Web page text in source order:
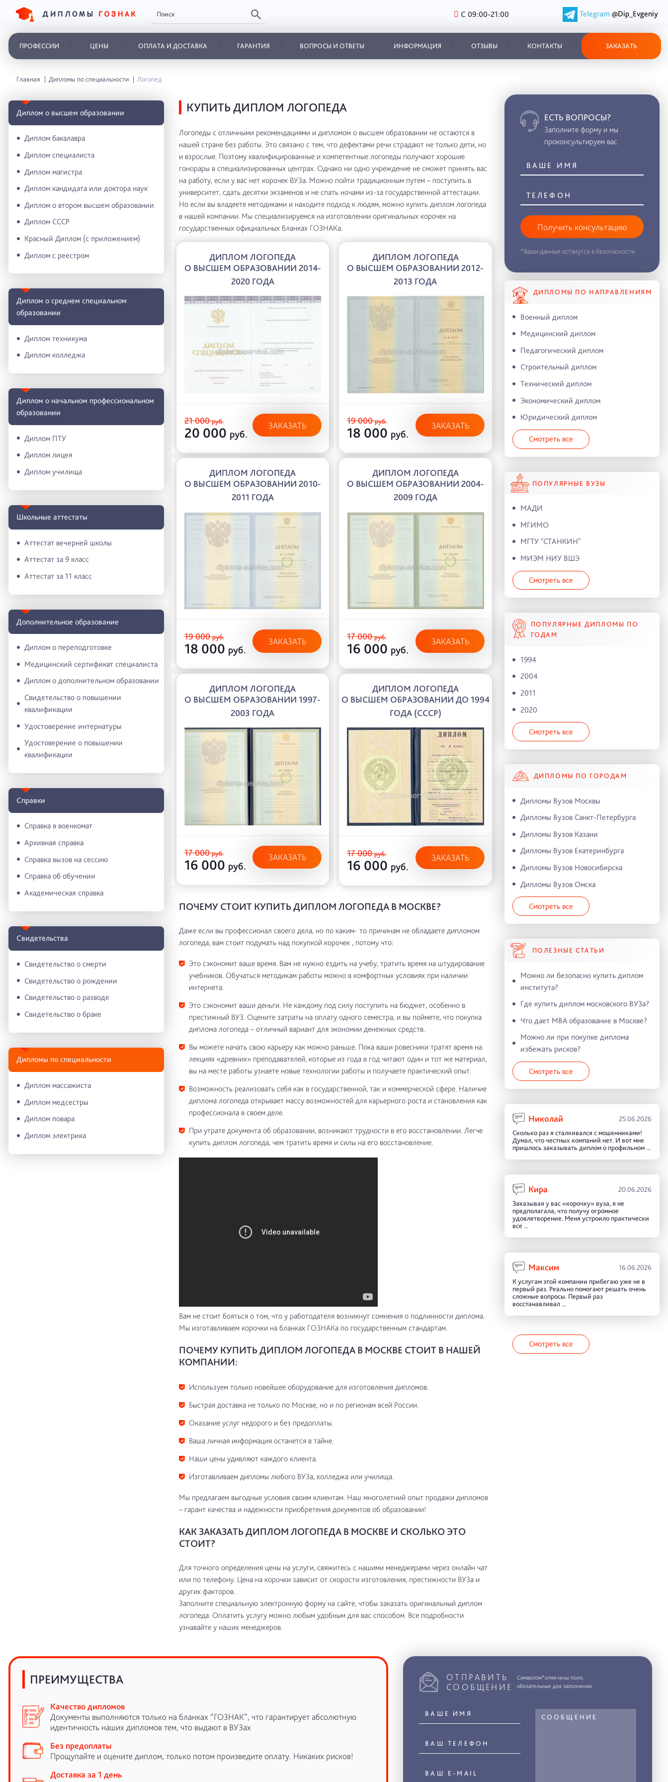
С 09:00-21:00 Telegram @Dip_Evgeniy
ПРОФЕССИИ ЦЕНЫ ОПЛАТА И ДОСТАВКА ГАРАНТИЯ ВОПРОСЫ И ОТВЕТЫ ИНФОРМАЦИЯ ОТЗЫВЫ КОНТАКТЫ ЗАКАЗАТЬ
Главная Дипломы по специальности Логопед
Диплом о высшем образовании
Диплом бакалавра
Диплом специалиста
Диплом магистра
Диплом кандидата или доктора наук
Диплом о втором высшем образовании
Диплом СССР
Красный Диплом (с приложением)
Диплом с реестром
Диплом о среднем специальном
образовании
Диплом техникума
Диплом колледжа
Диплом о начальном профессиональном
oбразовании
Диплом ПТУ
Диплом лицея
Диплом училища
Школьные аттестаты
Аттестат вечерней школы
Аттестат за 9 класс
Аттестат за 11 класс
Дополнительное образование
Диплом о переподготовке
Медицинский сертификат специалиста
Диплом о дополнительном образовании
Свидетельство о повышении
квалификации
Удостоверение интернатуры
Удостоверение о повышении
квалификации
Справки
Справка в военкомат
Архивная справка
Справка вызов на сессию
Справка об обучении
Академическая справка
Свидетельства
Свидетельство о смерти
Свидетельство о рождении
Свидетельство о разводе
Свидетельство о браке
Дипломы по специальности
Диплом массажиста
Диплом медсестры
Диплом повара
Диплом электрика
КУПИТЬ ДИПЛОМ ЛОГОПЕДА
Логопеды с отличными рекомендациями и дипломом о высшем образовании не остаются в
нашей стране без работы. Это связано с тем, что дефектами речи страдают не только дети, но
и взрослые. Поэтому квалифицированные и компетентные логопеды получают хорошие
гонорары в специализированных центрах. Однако ни одно учреждение не сможет принять вас
на работу, если у вас нет корочек ВУЗа. Можно пойти традиционным путем – поступить в
университет, сдать десятки экзаменов и не спать ночами из-за государственной аттестации.
Но если вы владеете методиками и находите подход к людям, можно купить диплом логопеда
в нашей компании. Мы специализируемся на изготовлении оригинальных корочек на
государственных официальных бланках ГОЗНАКа.
ДИПЛОМ ЛОГОПЕДА
О ВЫСШЕМ ОБРАЗОВАНИИ 2014-
2020 ГОДА
21 000руб.
20 000 руб.
ЗАКАЗАТЬ
ДИПЛОМ ЛОГОПЕДА
О ВЫСШЕМ ОБРАЗОВАНИИ 2012-
2013 ГОДА
19 000руб.
18 000 руб.
ЗАКАЗАТЬ
ДИПЛОМ ЛОГОПЕДА
О ВЫСШЕМ ОБРАЗОВАНИИ 2010-
2011 ГОДА
19 000руб.
18 000 руб.
ЗАКАЗАТЬ
ДИПЛОМ ЛОГОПЕДА
О ВЫСШЕМ ОБРАЗОВАНИИ 2004-
2009 ГОДА
17 000руб.
16 000 руб.
ЗАКАЗАТЬ
ДИПЛОМ ЛОГОПЕДА
О ВЫСШЕМ ОБРАЗОВАНИИ 1997-
2003 ГОДА
17 000руб.
16 000 руб.
ЗАКАЗАТЬ
ДИПЛОМ ЛОГОПЕДА
О ВЫСШЕМ ОБРАЗОВАНИИ ДО 1994
ГОДА (СССР)
17 000руб.
16 000 руб.
ЗАКАЗАТЬ
ПОЧЕМУ СТОИТ КУПИТЬ ДИПЛОМ ЛОГОПЕДА В МОСКВЕ?
Даже если вы профессионал своего дела, но по каким- то причинам не обладаете дипломом
логопеда, вам стоит подумать над покупкой корочек , потому что:
Это сэкономит ваше время. Вам не нужно ездить на учебу, тратить время на штудирование
учебников. Обучаться методикам работы можно в комфортных условиях при наличии
интернета.
Это сэкономит ваши деньги. Не каждому под силу поступить на бюджет, особенно в
престижный ВУЗ. Оцените затраты на оплату одного семестра, и вы поймете, что покупка
диплома логопеда – отличный вариант для экономии денежных средств.
Вы можете начать свою карьеру как можно раньше. Пока ваши ровесники тратят время на
лекциях «древних» преподавателей, которые из года в год читают один и тот же материал,
вы на месте работы узнаете новые технологии работы и получаете практический опыт.
Возможность реализовать себя как в государственной, так и коммерческой сфере. Наличие
диплома логопеда открывает массу возможностей для карьерного роста и становления как
профессионала в своем деле.
При утрате документа об образовании, возникают трудности в его восстановлении. Легче
купить диплом логопеда, чем тратить время и силы на его восстановление.
Вам не стоит бояться о том, что у работодателя возникнут сомнения о подлинности диплома.
Мы изготавливаем корочки на бланках ГОЗНАКа по государственным стандартам.
ПОЧЕМУ КУПИТЬ ДИПЛОМ ЛОГОПЕДА В МОСКВЕ СТОИТ В НАШЕЙ
КОМПАНИИ:
Используем только новейшее оборудование для изготовления дипломов.
Быстрая доставка не только по Москве, но и по регионам всей России.
Оказание услуг недорого и без предоплаты.
Ваша личная информация останется в тайне.
Наши цены удивляют каждого клиента.
Изготавливаем дипломы любого ВУЗа, колледжа или училища.
Мы предлагаем выгодные условия своим клиентам. Наш многолетний опыт продажи дипломов
– гарант качества и надежности приобретения документов об образовании!
КАК ЗАКАЗАТЬ ДИПЛОМ ЛОГОПЕДА В МОСКВЕ И СКОЛЬКО ЭТО
СТОИТ?
Для точного определения цены на услуги, свяжитесь с нашими менеджерами через онлайн чат
или по телефону. Цена на корочки зависит от скорости изготовления, престижности ВУЗа и
других факторов.
Заполните специальную электронную форму на сайте, чтобы заказать оригинальный диплом
логопеда. Оплатить услугу можно любым удобным для вас способом. Все подробности
узнавайте у наших менеджеров.
ЕСТЬ ВОПРОСЫ?
Заполните форму и мы
проконсультируем вас
Получить консультацию
*Ваши данные останутся в безопасности
ДИПЛОМЫ ПО НАПРАВЛЕНИЯМ
Военный диплом
Медицинский диплом
Педагогический диплом
Строительный диплом
Технический диплом
Экономический диплом
Юридический диплом
Смотреть все
ПОПУЛЯРНЫЕ ВУЗЫ
МАДИ
МГИМО
МГТУ "СТАНКИН"
МИЭМ НИУ ВШЭ
Смотреть все
ПОПУЛЯРНЫЕ ДИПЛОМЫ ПО
ГОДАМ
1994
2004
2011
2020
Смотреть все
ДИПЛОМЫ ПО ГОРОДАМ
Дипломы Вузов Москвы
Дипломы Вузов Санкт-Петербурга
Дипломы Вузов Казани
Дипломы Вузов Екатеринбурга
Дипломы Вузов Новосибирска
Дипломы Вузов Омска
Смотреть все
ПОЛЕЗНЫЕ СТАТЬИ
Можно ли безопасно купить диплом
института?
Где купить диплом московского ВУЗа?
Что дает MBA образование в Москве?
Можно ли при покупке диплома
избежать рисков?
Смотреть все
Николай 25.06.2026
Сколько раз я сталкивался с мошенниками!
Думал, что честных компаний нет. И вот мне
пришлось заказывать диплом о профильном ...
Кира 20.06.2026
Заказывая у вас «корочку» вуза, я не
предполагала, что получу огромное
удовлетворение. Меня устроило практически
все ...
Максим 16.06.2026
К услугам этой компании прибегаю уже не в
первый раз. Реально помогают решать очень
сложные вопросы. Первый раз
восстанавливал ...
Смотреть все
ПРЕИМУЩЕСТВА
Качество дипломов
Документы выполняются только на бланках “ГОЗНАК”, что гарантирует абсолютную
идентичность наших дипломов тем, что выдают в ВУЗах
Без предоплаты
Прощупайте и оцените диплом, только потом произведите оплату. Никаких рисков!
Доставка за 1 день
ОТПРАВИТЬ
СООБЩЕНИЕ
Символом*отмечены поля,
обязательные для заполнения.